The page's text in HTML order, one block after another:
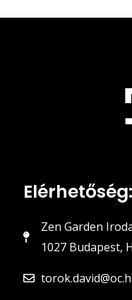
Elérhetőség:
Zen Garden
1027 Budapest,